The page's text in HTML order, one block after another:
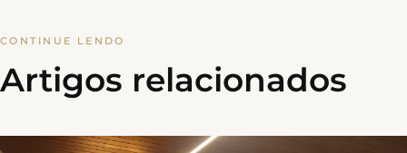
CONTINUE LENDO
Artigos relacionados